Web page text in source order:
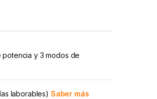
y 3 modos de
laborables) Saber más